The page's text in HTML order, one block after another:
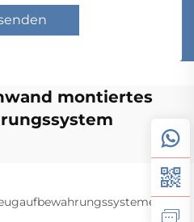
montiertes